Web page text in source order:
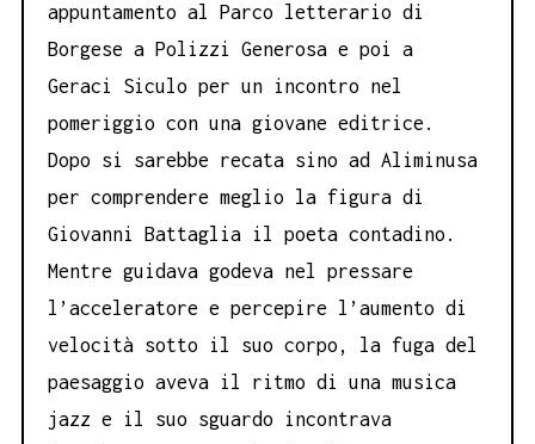
appuntamento al Parco letterario di
Borgese a Polizzi Generosa e poi a
Geraci Siculo per un incontro nel
pomeriggio con una giovane editrice.
Dopo si sarebbe recata sino ad Aliminusa
per comprendere meglio la figura di
Giovanni Battaglia il poeta contadino.
Mentre guidava godeva nel pressare
l’acceleratore e percepire l’aumento di
velocità sotto il suo corpo, la fuga del
paesaggio aveva il ritmo di una musica
jazz e il suo sguardo incontrava